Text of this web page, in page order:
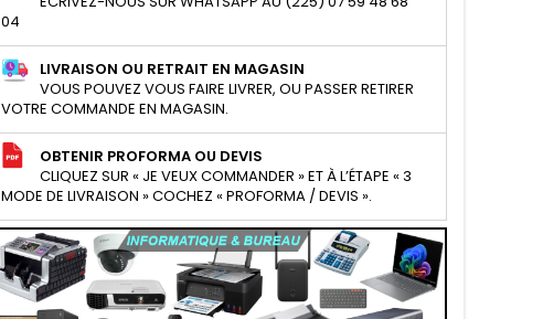
04
LIVRAISON OU RETRAIT EN MAGASIN
VOUS POUVEZ VOUS FAIRE LIVRER, OU PASSER RETIRER
VOTRE COMMANDE EN MAGASIN.
OBTENIR PROFORMA OU DEVIS
CLIQUEZ SUR « JE VEUX COMMANDER » ET À L’ÉTAPE « 3
MODE DE LIVRAISON » COCHEZ « PROFORMA / DEVIS ».